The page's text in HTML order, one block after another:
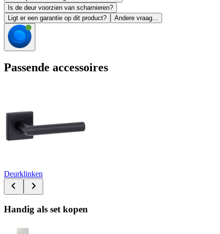
Is de deur voorzien van scharnieren?
Ligt er een garantie op dit product?
Andere vraag...
Passende accessoires
Deurklinken
Handig als set kopen